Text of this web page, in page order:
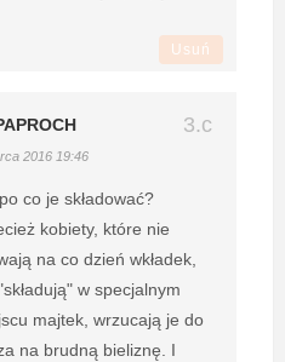
Usuń
2016 19:46
co je składować?
kobiety, które nie
na co dzień wkładek,
w specjalnym
majtek, wrzucają je do
na brudną bieliznę. I